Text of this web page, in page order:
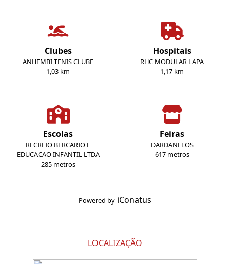
Clubes
ANHEMBI TENIS CLUBE
1,03 km
Hospitais
RHC MODULAR LAPA
1,17 km
Escolas
RECREIO BERCARIO E
EDUCACAO INFANTIL LTDA
285 metros
Feiras
DARDANELOS
617 metros
Powered by iConatus
LOCALIZAÇÃO